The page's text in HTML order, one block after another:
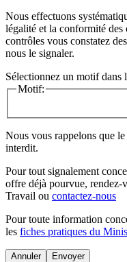
Nous effectuons
légalité et la conformité
contrôles vous constatez
nous le signaler.
Sélectionnez un motif dans
Motif:
Nous vous rappelons que
interdit.
Pour tout signalement
offre déjà pourvue, rendez-
Travail ou contactez-nous
Pour toute information
les fiches pratiques du
Annuler